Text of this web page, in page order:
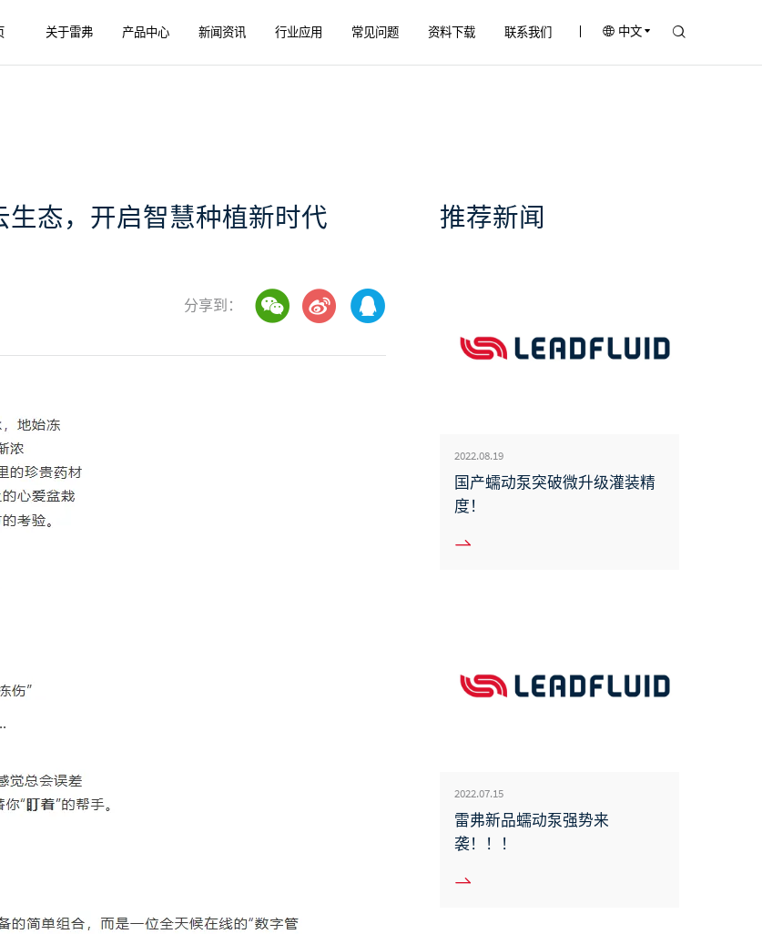
关于雷弗 产品中心 新闻资讯 行业应用 常见问题 资料下载 联系我们 中文
态，开启智慧种植新时代
分享到：
推荐新闻
2022.08.19
国产蠕动泵突破微升级灌装精
度！
2022.07.15
雷弗新品蠕动泵强势来
袭！！！